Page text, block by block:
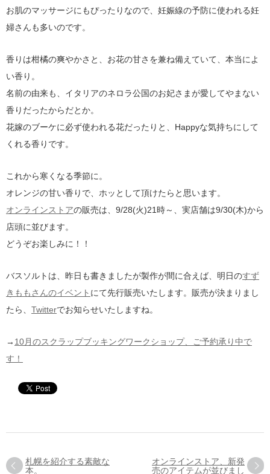
お肌のマッサージにもぴったりなので、妊娠線の予防に使われる妊
婦さんも多いのです。
香りは柑橘の爽やかさと、お花の甘さを兼ね備えていて、本当によ
い香り。
名前の由来も、イタリアのネロラ公国のお妃さまが愛してやまない
香りだったからだとか。
花嫁のブーケに必ず使われる花だったりと、Happyな気持ちにして
くれる香りです。
これから寒くなる季節に。
オレンジの甘い香りで、ホッとして頂けたらと思います。
オンラインストアの販売は、 9/28(火)21時～ 実店舗は9/30(木)から
店頭に並びます。
どうぞお楽しみに！！
バスソルトは、昨日も書きましたが製作が間に合えば、明日のすず
きももさんのイベント にて先行販売いたします。販売が決まりまし
たら、 Twitterでお知らせいたしますね。
→ 10月のスクラップブッキングワークショップ、ご予約承り中で
す！
札幌を紹介する素敵な
本。
オンラインストア、新発
売のアイテムが並びまし